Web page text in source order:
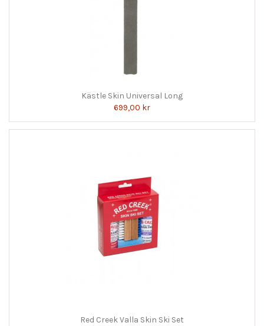
Kästle Skin Universal Long
699,00 kr
Red Creek Valla Skin Ski Set